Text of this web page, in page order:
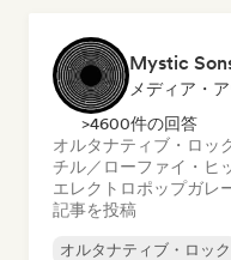
Mystic
メディア・
>4600件の回答
オルタナティブ・ロッ
チル／ローファイ・ヒ
エレクトロポップガレ
記事を投稿
オルタナティブ・ロック